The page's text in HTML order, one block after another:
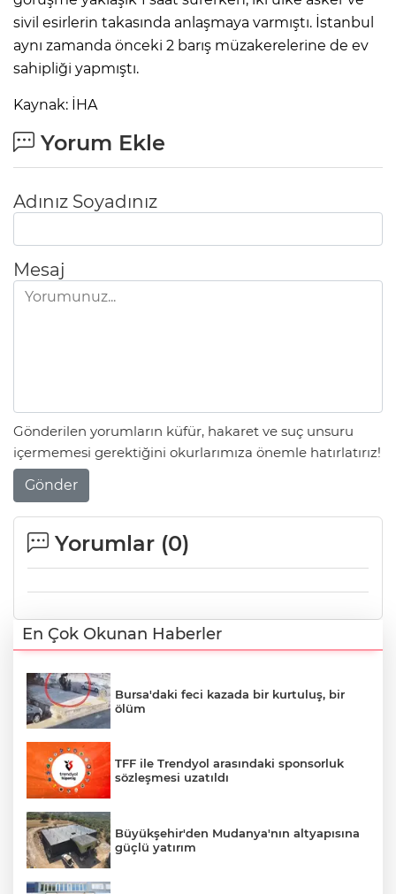
sivil esirlerin takasında anlaşmaya varmıştı. İstanbul
aynı zamanda önceki 2 barış müzakerelerine de ev
sahipliği yapmıştı.
Kaynak: İHA
Yorum Ekle
Adınız Soyadınız
Mesaj
Gönderilen yorumların küfür, hakaret ve suç unsuru
içermemesi gerektiğini okurlarımıza önemle hatırlatırız!
Gönder
Yorumlar (0)
En Çok Okunan Haberler
Bursa'daki feci kazada bir kurtuluş, bir
ölüm
TFF ile Trendyol arasındaki sponsorluk
sözleşmesi uzatıldı
Büyükşehir'den Mudanya'nın altyapısına
güçlü yatırım